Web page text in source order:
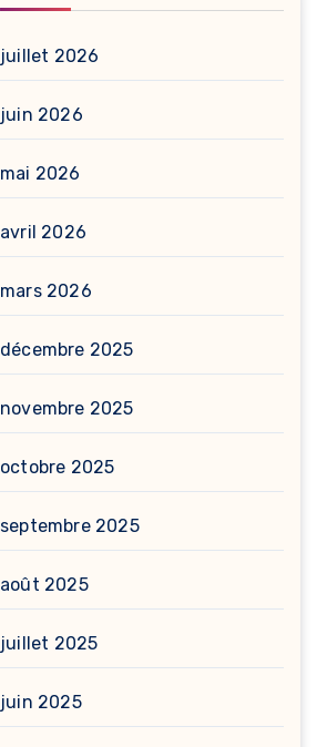
juillet 2026
juin 2026
mai 2026
avril 2026
mars 2026
décembre 2025
novembre 2025
octobre 2025
septembre 2025
août 2025
juillet 2025
juin 2025